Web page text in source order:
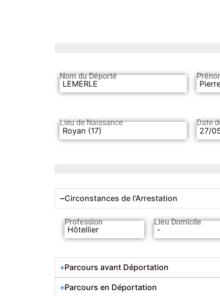
Nom du Déporté
LEMERLE
Lieu de Naissance
Royan (17)
Date
27/
Circonstances de l'Arrestation
Profession
Hôtellier
Lieu Domicile
-
Parcours avant Déportation
Parcours en Déportation